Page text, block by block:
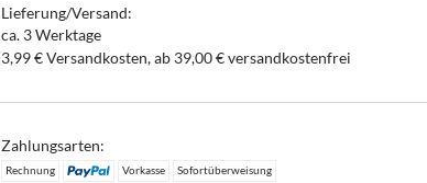
Lieferung/Versand:
ca. 3 Werktage
3,99 € Versandkosten, ab 39,00 € versandkostenfrei
Zahlungsarten:
Rechnung Vorkasse Sofortüberweisung